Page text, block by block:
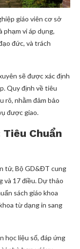
giáo viên cơ sở
vi áp dụng,
đức, và trách
sẽ được xác định
Quy định về tiêu
rõ, nhằm đảm bảo
được giao.
Chuẩn
tử, Bộ GD&ĐT cung
và 17 điều. Dự thảo
sách giáo khoa
từ dạng in sang
học liệu số, đáp ứng